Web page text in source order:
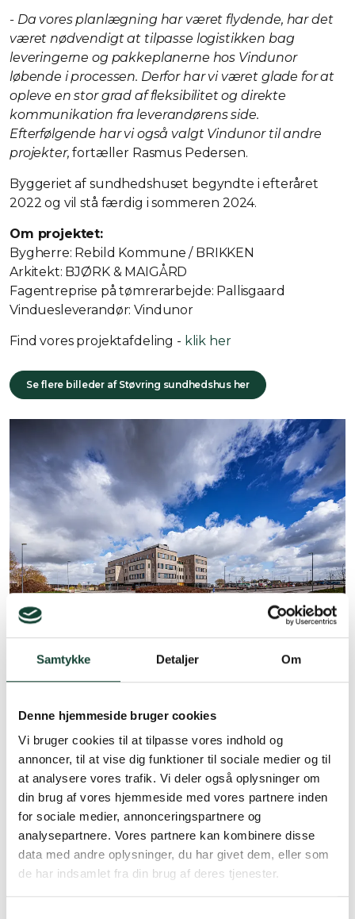
Samtykke Detaljer Om
Denne hjemmeside bruger cookies
Vi bruger cookies til at tilpasse vores indhold og
annoncer, til at vise dig funktioner til sociale medier og til
at analysere vores trafik. Vi deler også oplysninger om
din brug af vores hjemmeside med vores partnere inden
for sociale medier, annonceringspartnere og
analysepartnere. Vores partnere kan kombinere disse
data med andre oplysninger, du har givet dem, eller som
de har indsamlet fra din brug af deres tjenester.
- Da vores planlægning har været flydende, har det
været nødvendigt at tilpasse logistikken bag
leveringerne og pakkeplanerne hos Vindunor
løbende i processen. Derfor har vi været glade for at
opleve en stor grad af fleksibilitet og direkte
kommunikation fra leverandørens side.
Efterfølgende har vi også valgt Vindunor til andre
projekter, fortæller Rasmus Pedersen.
Byggeriet af sundhedshuset begyndte i efteråret
2022 og vil stå færdig i sommeren 2024.
Om projektet:
Bygherre: Rebild Kommune / BRIKKEN
Arkitekt: BJØRK & MAIGÅRD
Fagentreprise på tømrerarbejde: Pallisgaard
Vinduesleverandør: Vindunor
Find vores projektafdeling - klik her
Se flere billeder af Støvring sundhedshus her